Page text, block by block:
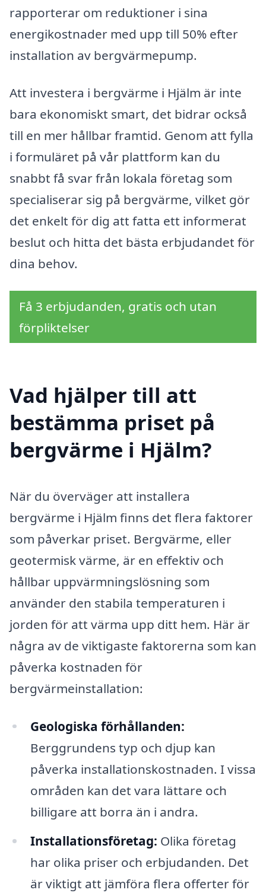
rapporterar om reduktioner i sina
energikostnader med upp till 50% efter
installation av bergvärmepump.
Att investera i bergvärme i Hjälm är inte
bara ekonomiskt smart, det bidrar också
till en mer hållbar framtid. Genom att fylla
i formuläret på vår plattform kan du
snabbt få svar från lokala företag som
specialiserar sig på bergvärme, vilket gör
det enkelt för dig att fatta ett informerat
beslut och hitta det bästa erbjudandet för
dina behov.
Få 3 erbjudanden, gratis och utan
förpliktelser
Vad hjälper till att
bestämma priset på
bergvärme i Hjälm?
När du överväger att installera
bergvärme i Hjälm finns det flera faktorer
som påverkar priset. Bergvärme, eller
geotermisk värme, är en effektiv och
hållbar uppvärmningslösning som
använder den stabila temperaturen i
jorden för att värma upp ditt hem. Här är
några av de viktigaste faktorerna som kan
påverka kostnaden för
bergvärmeinstallation:
Geologiska förhållanden:
Berggrundens typ och djup kan
påverka installationskostnaden. I vissa
områden kan det vara lättare och
billigare att borra än i andra.
Installationsföretag: Olika företag
har olika priser och erbjudanden. Det
är viktigt att jämföra flera offerter för